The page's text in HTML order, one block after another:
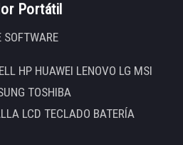
Portátil
SOFTWARE
HP HUAWEI LENOVO LG MSI
TOSHIBA
LCD TECLADO BATERÍA